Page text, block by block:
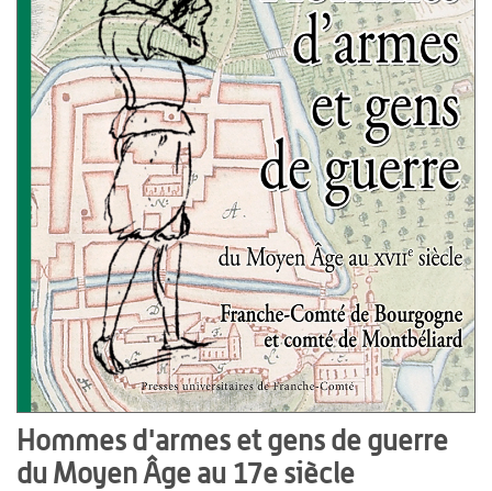
Hommes d'armes et gens de guerre
du Moyen Âge au 17e siècle